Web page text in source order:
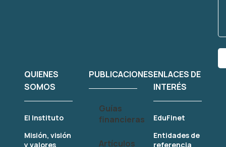
QUIENES
SOMOS
El Instituto
Misión, visión
y valores
PUBLICACIONES
Guías
financieras
Artículos
ENLACES DE
INTERÉS
EduFinet
Entidades de
referencia